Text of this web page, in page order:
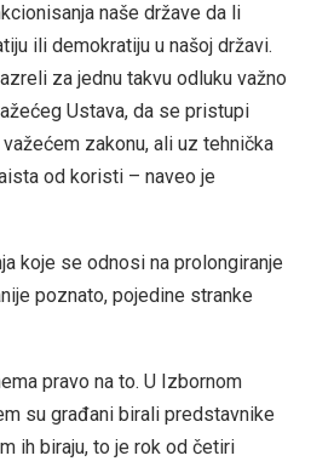
naše države da li
ili demokratiju u našoj državi.
za jednu takvu odluku važno
Ustava, da se pristupi
zakonu, ali uz tehnička
od koristi – naveo je
koje se odnosi na prolongiranje
poznato, pojedine stranke
pravo na to. U Izbornom
su građani birali predstavnike
ih biraju, to je rok od četiri